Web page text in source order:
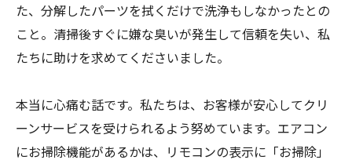
た、分解したパーツを拭くだけで洗浄もしなかったとの
こと。清掃後すぐに嫌な臭いが発生して信頼を失い、私
たちに助けを求めてくださいました。
本当に心痛む話です。私たちは、お客様が安心してクリ
ーンサービスを受けられるよう努めています。エアコン
にお掃除機能があるかは、リモコンの表示に「お掃除」